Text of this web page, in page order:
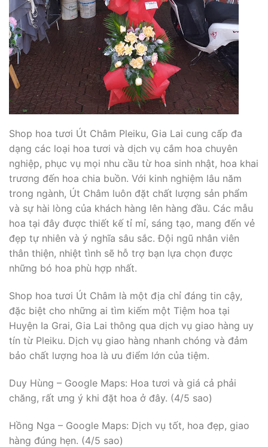
Shop hoa tươi Út Châm Pleiku, Gia Lai cung cấp đa
dạng các loại hoa tươi và dịch vụ cắm hoa chuyên
nghiệp, phục vụ mọi nhu cầu từ hoa sinh nhật, hoa khai
trương đến hoa chia buồn. Với kinh nghiệm lâu năm
trong ngành, Út Châm luôn đặt chất lượng sản phẩm
và sự hài lòng của khách hàng lên hàng đầu. Các mẫu
hoa tại đây được thiết kế tỉ mỉ, sáng tạo, mang đến vẻ
đẹp tự nhiên và ý nghĩa sâu sắc. Đội ngũ nhân viên
thân thiện, nhiệt tình sẽ hỗ trợ bạn lựa chọn được
những bó hoa phù hợp nhất.
Shop hoa tươi Út Châm là một địa chỉ đáng tin cậy,
đặc biệt cho những ai tìm kiếm một Tiệm hoa tại
Huyện Ia Grai, Gia Lai thông qua dịch vụ giao hàng uy
tín từ Pleiku. Dịch vụ giao hàng nhanh chóng và đảm
bảo chất lượng hoa là ưu điểm lớn của tiệm.
Duy Hùng – Google Maps: Hoa tươi và giá cả phải
chăng, rất ưng ý khi đặt hoa ở đây. (4/5 sao)
Hồng Nga – Google Maps: Dịch vụ tốt, hoa đẹp, giao
hàng đúng hẹn. (4/5 sao)